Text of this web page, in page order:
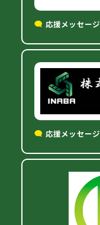
応援メッセージ
応援メッセージ